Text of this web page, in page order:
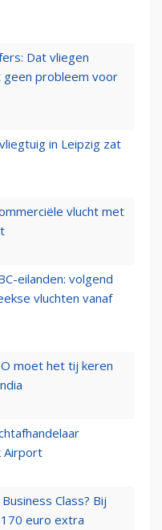
Dat vliegen
probleem voor
in Leipzig zat
vlucht met
eilanden: volgend
vluchten vanaf
moet het tij keren
Airport
Class? Bij
euro extra